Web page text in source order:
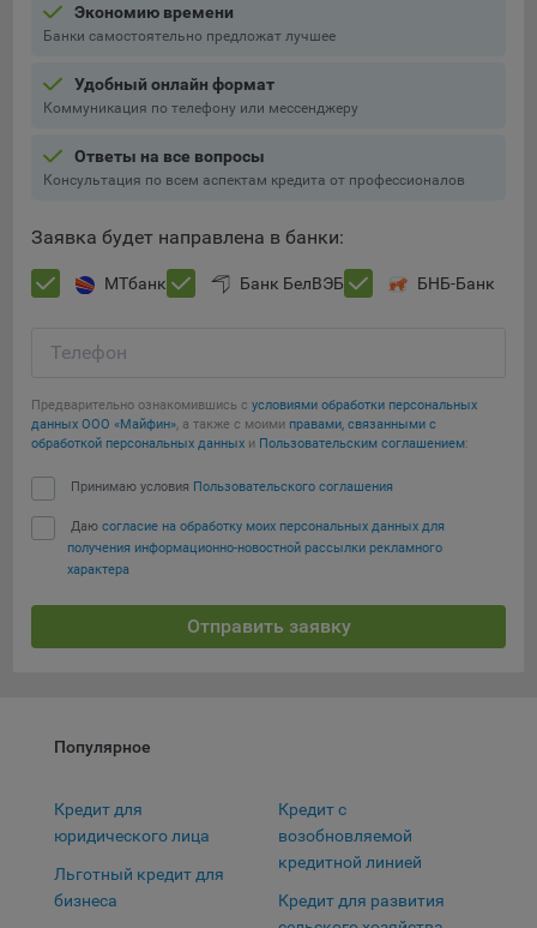
Matomo — это система веб-аналитики, которая позволяет
myfin.by.
Адрес: ООО «Рэкун технолоджи», 220069 г. Минск, пр-т
Пиксель VK Рекламы - сервис позволяет показывать
посещали сайт.
Адрес: ООО «ВК», РФ, 125167, г. Москва, Ленинградский
проспект, д. 39, стр. 79, БЦ «SkyLight».
Технические настройки хранят технические данные вашего
используется для обеспечения корректной работы сайта.
данной цели:
Сервис хранения информации, предоставляемый
компанией, согласно договора аренды ООО «Рэкун
технолоджи», 220069 г. Минск, пр-т Дзержинского, д.3Б,
пом.44.
Рекламные Cookie
Сайта, исходя из предпочтений пользователя, а также
материалов по наиболее актуальному, подходящему
назначению для каждого конкретного пользователя.
Компании, которым мы поручаем обработку данных для
данной цели:
Экономию времени
Банки самостоятельно предложат лучшее
Удобный онлайн формат
Коммуникация по телефону или мессенджеру
Ответы на все вопросы
Консультация по всем аспектам кредита от профессионалов
Заявка будет направлена в банки:
МТбанк Банк БелВЭБ БНБ-Банк
Телефон
Предварительно ознакомившись с условиями обработки персональных
данных ООО «Майфин», а также с моими правами, связанными с
обработкой персональных данных и Пользовательским соглашением:
Принимаю условия Пользовательского соглашения
Даю согласие на обработку моих персональных данных для
получения информационно-новостной рассылки рекламного
характера
Отправить заявку
Популярное
Кредит для
юридического лица
Льготный кредит для
бизнеса
Кредит с
возобновляемой
кредитной линией
Кредит для развития